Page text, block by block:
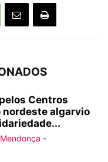
Centros
nordeste algarvio
-